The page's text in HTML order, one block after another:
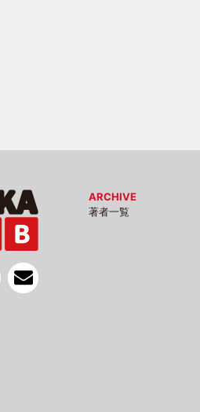
ARCHIVE
著者一覧